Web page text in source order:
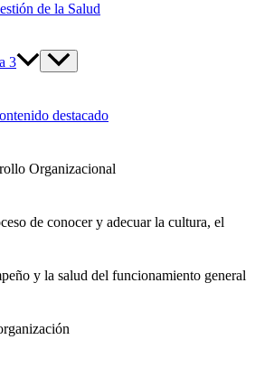
de la Salud
3
destacado
Organizacional
de conocer y adecuar la cultura, el
y la salud del funcionamiento general